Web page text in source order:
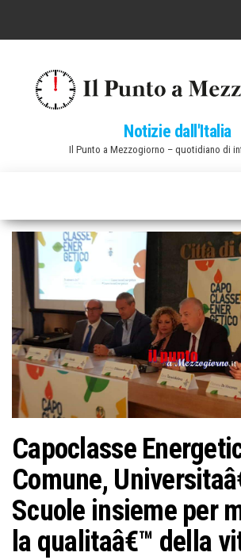
Notizie dall'Italia
Il Punto a Mezzogiorno – quotidiano di
Capoclasse
Comune,
Scuole insieme per
la qualitaâ€™ della